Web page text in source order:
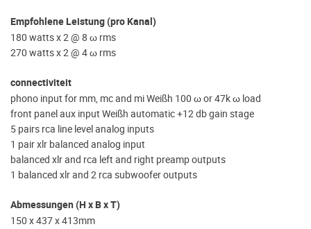
Empfohlene Leistung (pro Kanal)
180 watts x 2 @ 8 ω rms
270 watts x 2 @ 4 ω rms
connectiviteit
phono input for mm, mc and mi Weißh 100 ω or 47k ω load
front panel aux input Weißh automatic +12 db gain stage
5 pairs rca line level analog inputs
1 pair xlr balanced analog input
balanced xlr and rca left and right preamp outputs
1 balanced xlr and 2 rca subwoofer outputs
Abmessungen (H x B x T)
150 x 437 x 413mm